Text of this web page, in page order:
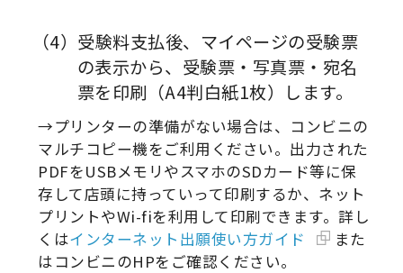
（4）受験料支払後、マイページの受験票
の表示から、受験票・写真票・宛名
票を印刷（A4判白紙1枚）します。
→プリンターの準備がない場合は、コンビニの
マルチコピー機をご利用ください。出力された
PDFをUSBメモリやスマホのSDカード等に保
存して店頭に持っていって印刷するか、ネット
プリントやWi-fiを利用して印刷できます。詳し
くはインターネット出願使い方ガイド
また
はコンビニのHPをご確認ください。